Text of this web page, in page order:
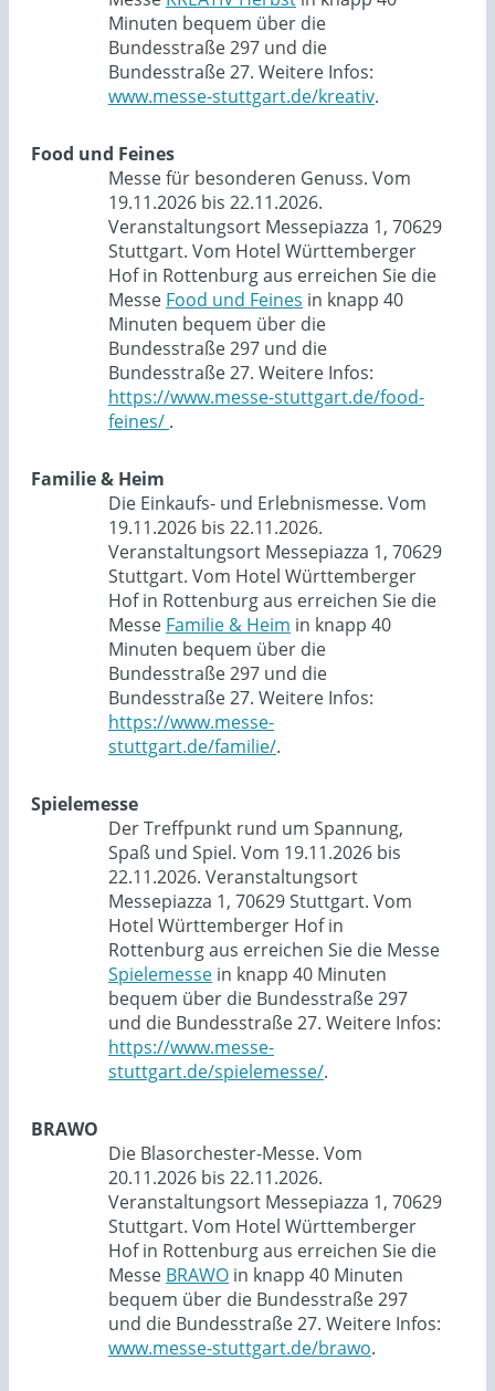
Minuten bequem über die
Bundesstraße 297 und die
Bundesstraße 27. Weitere Infos:
www.messe-stuttgart.de/kreativ.
Food und Feines
Messe für besonderen Genuss. Vom
19.11.2026 bis 22.11.2026.
Veranstaltungsort Messepiazza 1, 70629
Stuttgart. Vom Hotel Württemberger
Hof in Rottenburg aus erreichen Sie die
Messe Food und Feines in knapp 40
Minuten bequem über die
Bundesstraße 297 und die
Bundesstraße 27. Weitere Infos:
https://www.messe-stuttgart.de/food-
feines/ .
Familie & Heim
Die Einkaufs- und Erlebnismesse. Vom
19.11.2026 bis 22.11.2026.
Veranstaltungsort Messepiazza 1, 70629
Stuttgart. Vom Hotel Württemberger
Hof in Rottenburg aus erreichen Sie die
Messe Familie & Heim in knapp 40
Minuten bequem über die
Bundesstraße 297 und die
Bundesstraße 27. Weitere Infos:
https://www.messe-
stuttgart.de/familie/.
Spielemesse
Der Treffpunkt rund um Spannung,
Spaß und Spiel. Vom 19.11.2026 bis
22.11.2026. Veranstaltungsort
Messepiazza 1, 70629 Stuttgart. Vom
Hotel Württemberger Hof in
Rottenburg aus erreichen Sie die Messe
Spielemesse in knapp 40 Minuten
bequem über die Bundesstraße 297
und die Bundesstraße 27. Weitere Infos:
https://www.messe-
stuttgart.de/spielemesse/.
BRAWO
Die Blasorchester-Messe. Vom
20.11.2026 bis 22.11.2026.
Veranstaltungsort Messepiazza 1, 70629
Stuttgart. Vom Hotel Württemberger
Hof in Rottenburg aus erreichen Sie die
Messe BRAWO in knapp 40 Minuten
bequem über die Bundesstraße 297
und die Bundesstraße 27. Weitere Infos:
www.messe-stuttgart.de/brawo.